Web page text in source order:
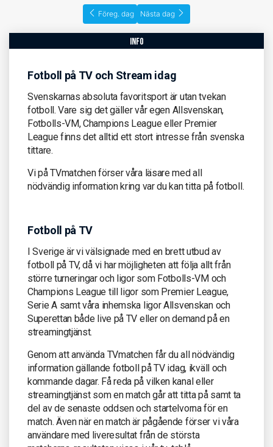
Föreg. dag Nästa dag
info
Fotboll på TV och Stream idag
Svenskarnas absoluta favoritsport är utan tvekan
fotboll. Vare sig det gäller vår egen Allsvenskan,
Fotbolls-VM, Champions League eller Premier
League finns det alltid ett stort intresse från svenska
tittare.
Vi på TVmatchen förser våra läsare med all
nödvändig information kring var du kan titta på fotboll.
Fotboll på TV
I Sverige är vi välsignade med en brett utbud av
fotboll på TV, då vi har möjligheten att följa allt från
större turneringar och ligor som Fotbolls-VM och
Champions League till ligor som Premier League,
Serie A samt våra inhemska ligor Allsvenskan och
Superettan både live på TV eller on demand på en
streamingtjänst.
Genom att använda TVmatchen får du all nödvändig
information gällande fotboll på TV idag, ikväll och
kommande dagar. Få reda på vilken kanal eller
streamingtjänst som en match går att titta på samt ta
del av de senaste oddsen och startelvorna för en
match. Även när en match är pågående förser vi våra
användare med liveresultat från de största